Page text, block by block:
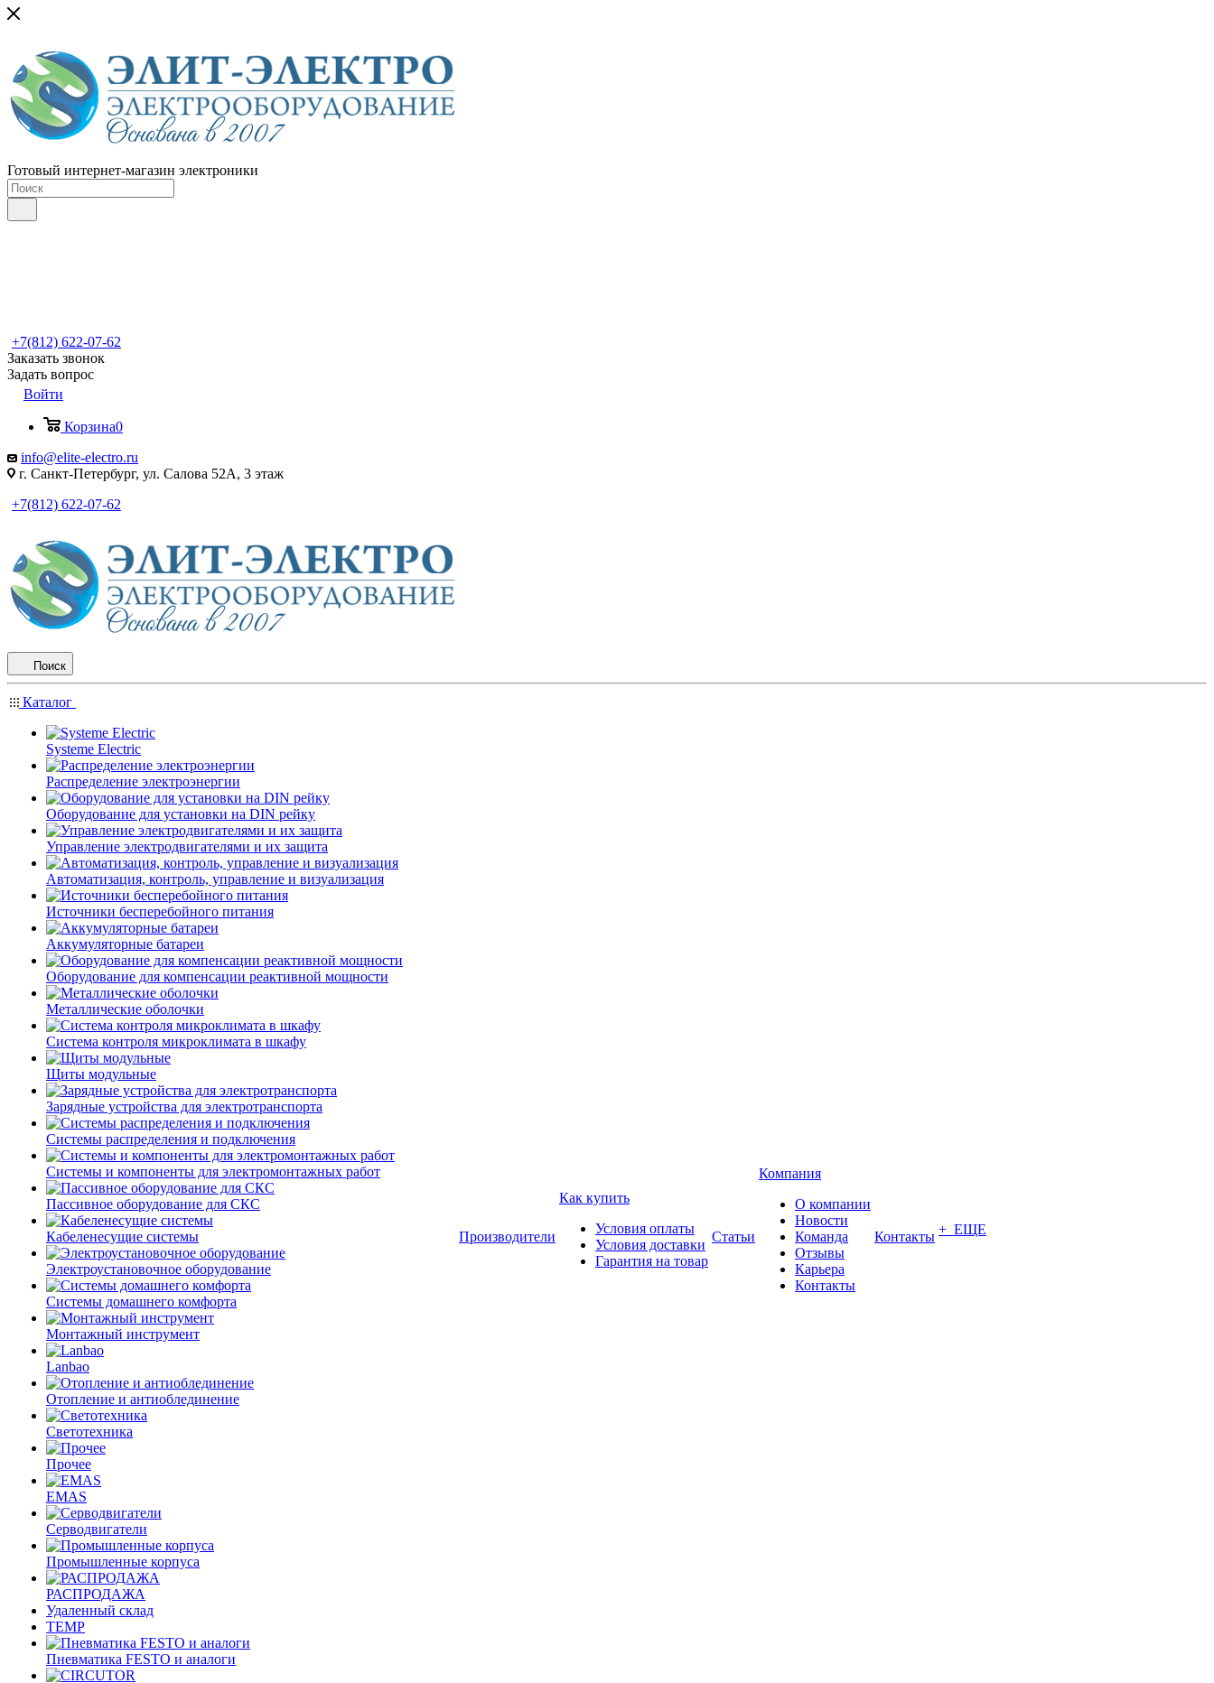
Готовый интернет-магазин электроники
+7(812) 622-07-62
Заказать звонок
Задать вопрос
Войти
Корзина0
info@elite-electro.ru
г. Санкт-Петербург, ул. Салова 52А, 3 этаж
+7(812) 622-07-62
Поиск
Каталог
Systeme Electric
Распределение электроэнергии
Оборудование для установки на DIN рейку
Управление электродвигателями и их защита
Автоматизация, контроль, управление и визуализация
Источники бесперебойного питания
Аккумуляторные батареи
Оборудование для компенсации реактивной мощности
Металлические оболочки
Система контроля микроклимата в шкафу
Щиты модульные
Зарядные устройства для электротранспорта
Системы распределения и подключения
Системы и компоненты для электромонтажных работ
Пассивное оборудование для СКС
Кабеленесущие системы
Электроустановочное оборудование
Системы домашнего комфорта
Монтажный инструмент
Lanbao
Отопление и антиоблединение
Светотехника
Прочее
EMAS
Cерводвигатели
Промышленные корпуса
РАСПРОДАЖА
Удаленный склад
TEMP
Пневматика FESTO и аналоги
Производители
Как купить
Условия оплаты
Условия доставки
Гарантия на товар
Статьи
Компания
О компании
Новости
Команда
Отзывы
Карьера
Контакты
Контакты + ЕЩЕ